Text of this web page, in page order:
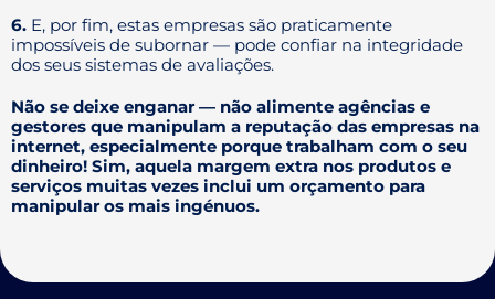
6. E, por fim, estas empresas são praticamente
impossíveis de subornar — pode confiar na integridade
dos seus sistemas de avaliações.
Não se deixe enganar — não alimente agências e
gestores que manipulam a reputação das empresas na
internet, especialmente porque trabalham com o seu
dinheiro! Sim, aquela margem extra nos produtos e
serviços muitas vezes inclui um orçamento para
manipular os mais ingénuos.